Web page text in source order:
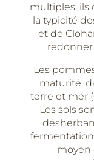
multiples, ils
la typicité
et de
Les
maturité,
terre et mer
Les sols
moyen